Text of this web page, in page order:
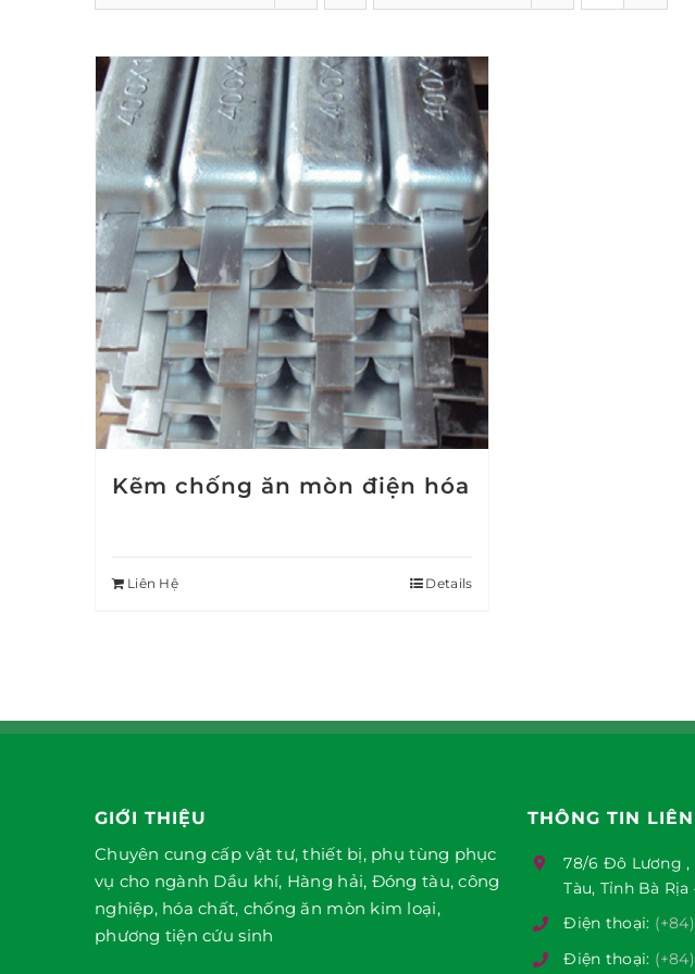
Kẽm chống ăn mòn điện hóa
Liên Hệ Details
GIỚI THIỆU
Chuyên cung cấp vật tư, thiết bị, phụ tùng phục
vụ cho ngành Dầu khí, Hàng hải, Đóng tàu, công
nghiệp, hóa chất, chống ăn mòn kim loại,
phương tiện cứu sinh
THÔNG TIN
78/6 Đô Lương ,
Tàu, Tỉnh Bà
Điện thoại:
Điện thoại: